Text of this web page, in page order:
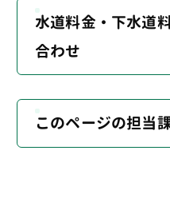
水道料金・下水道
合わせ
このページの担当